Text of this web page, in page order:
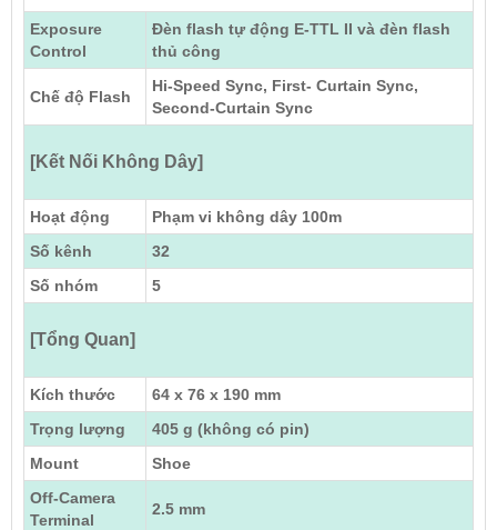
Exposure
Control
Đèn flash tự động E-TTL II và đèn flash
thủ công
Chế độ Flash
Hi-Speed Sync, First- Curtain Sync,
Second-Curtain Sync
[Kết Nối Không Dây]
Hoạt động
Phạm vi không dây 100m
Số kênh
32
Số nhóm
5
[Tổng Quan]
Kích thước
64 x 76 x 190 mm
Trọng lượng
405 g (không có pin)
Mount
Shoe
Off-Camera
Terminal
2.5 mm